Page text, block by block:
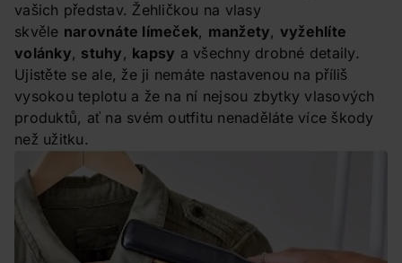
vašich představ. Žehličkou na vlasy
skvěle narovnáte límeček, manžety, vyžehlíte
volánky, stuhy, kapsy a všechny drobné detaily.
Ujistěte se ale, že ji nemáte nastavenou na příliš
vysokou teplotu a že na ní nejsou zbytky vlasových
produktů, ať na svém outfitu nenaděláte více škody
než užitku.